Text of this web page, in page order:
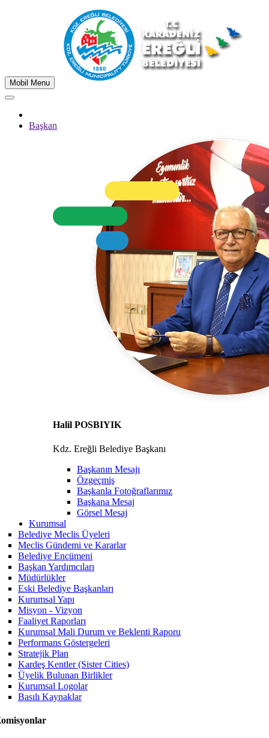
Mobil Menu
Başkan
Halil POSBIYIK
Kdz. Ereğli Belediye Başkanı
Başkanın Mesajı
Özgeçmiş
Başkanla Fotoğraflarımız
Başkana Mesaj
Görsel Mesaj
Kurumsal
Belediye Meclis Üyeleri
Meclis Gündemi ve Kararlar
Belediye Encümeni
Başkan Yardımcıları
Müdürlükler
Eski Belediye Başkanları
Kurumsal Yapı
Misyon - Vizyon
Faaliyet Raporları
Kurumsal Mali Durum ve Beklenti Raporu
Performans Göstergeleri
Stratejik Plan
Kardeş Kentler (Sister Cities)
Üyelik Bulunan Birlikler
Kurumsal Logolar
Basılı Kaynaklar